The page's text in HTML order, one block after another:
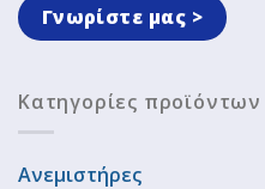
Γνωρίστε μας >
Κατηγορίες προϊόντων
Ανεμιστήρες